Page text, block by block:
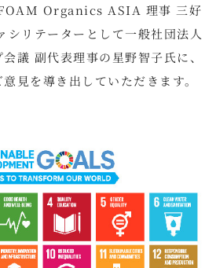
Organics ASIA 理事 三好
シリテーターとして一般社団法人
議 副代表理事の星野智子氏に、
見を導き出していただきます。